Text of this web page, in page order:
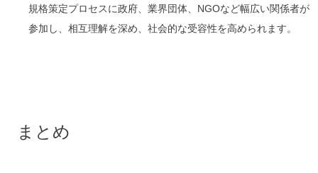
規格策定プロセスに政府、業界団体、NGOなど幅広い関係者が
参加し、相互理解を深め、社会的な受容性を高められます。
まとめ